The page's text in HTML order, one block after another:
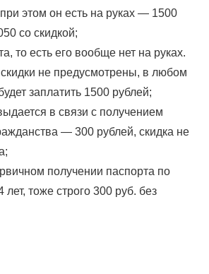
этом он есть на руках — 1500
со скидкой;
то есть его вообще нет на руках.
не предусмотрены, в любом
заплатить 1500 рублей;
в связи с получением
— 300 рублей, скидка не
получении паспорта по
тоже строго 300 руб. без